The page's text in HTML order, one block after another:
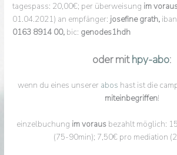
tagespass: 20,00€; per überweisung im
01.04.2021) an empfänger: josefine grath,
0163 8914 00, bic: genodes1hdh
oder mithpy-abo:
wenn du eines unserer abos hast ist die
miteinbegriffen!
einzelbuchung im vorausbezahlt möglich:
(75-90min); 7,50€ pro mediation